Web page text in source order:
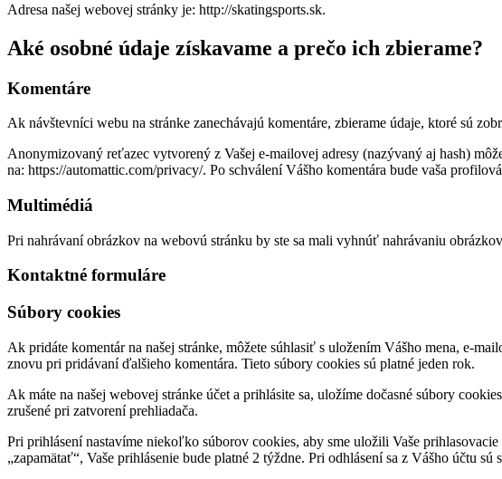
Adresa našej webovej stránky je: http://skatingsports.sk.
Aké osobné údaje získavame a prečo ich zbierame?
Komentáre
Ak návštevníci webu na stránke zanechávajú komentáre, zbierame údaje, ktoré sú
Anonymizovaný reťazec vytvorený z Vašej e-mailovej adresy (nazývaný aj hash)
na: https://automattic.com/privacy/. Po schválení Vášho komentára bude vaša
Multimédiá
Pri nahrávaní obrázkov na webovú stránku by ste sa mali vyhnúť nahrávaniu
Kontaktné formuláre
Súbory cookies
Ak pridáte komentár na našej stránke, môžete súhlasiť s uložením Vášho mena, e-
znovu pri pridávaní ďalšieho komentára. Tieto súbory cookies sú platné jeden rok.
Ak máte na našej webovej stránke účet a prihlásite sa, uložíme dočasné súbory
zrušené pri zatvorení prehliadača.
Pri prihlásení nastavíme niekoľko súborov cookies, aby sme uložili Vaše
„zapamätať“, Vaše prihlásenie bude platné 2 týždne. Pri odhlásení sa z Vášho účtu sú